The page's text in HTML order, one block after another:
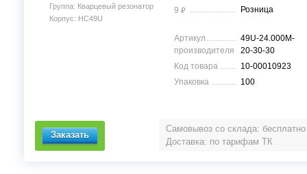
Самовывоз со склада: бесплатно
Доставка: по тарифам ТК
Группа: Кварцевый резонатор
Корпус: HC49U
9 ⃏ Розница
Артикул
производителя
49U-24.000M-
20-30-30
Код товара
10-00010923
Упаковка
100